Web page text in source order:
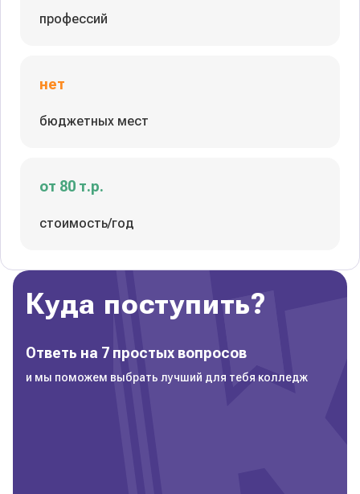
профессий
нет
бюджетных мест
от 80 т.р.
стоимость/год
Куда поступить?
Ответь на 7 простых вопросов
и мы поможем выбрать лучший для тебя колледж